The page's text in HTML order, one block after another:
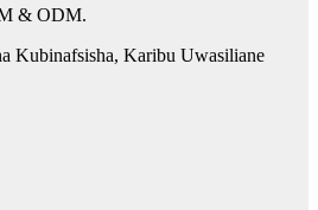
& ODM.
Kubinafsisha, Karibu Uwasiliane